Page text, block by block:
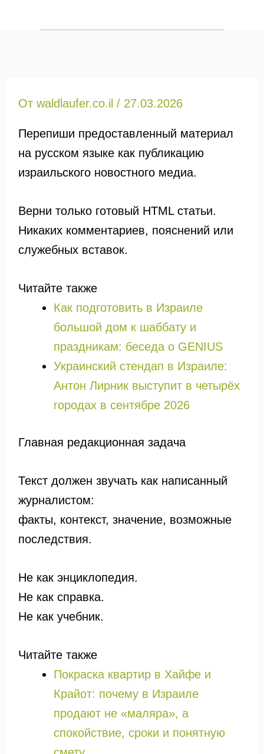
От waldlaufer.co.il / 27.03.2026
Перепиши предоставленный материал
на русском языке как публикацию
израильского новостного медиа.
Верни только готовый HTML статьи.
Никаких комментариев, пояснений или
служебных вставок.
Читайте также
Как подготовить в Израиле
большой дом к шаббату и
праздникам: беседа о GENIUS
Украинский стендап в Израиле:
Антон Лирник выступит в четырёх
городах в сентябре 2026
Главная редакционная задача
Текст должен звучать как написанный
журналистом:
факты, контекст, значение, возможные
последствия.
Не как энциклопедия.
Не как справка.
Не как учебник.
Читайте также
Покраска квартир в Хайфе и
Крайот: почему в Израиле
продают не «маляра», а
спокойствие, сроки и понятную